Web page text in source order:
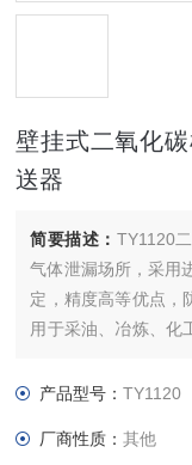
壁挂式二氧化
送器
简要描述： TY1120
气体泄漏场所，采用
定，精度高等优点，
用于采油、冶炼、化
有害气体浓度的场所。
产品型号：TY1120
厂商性质：其他